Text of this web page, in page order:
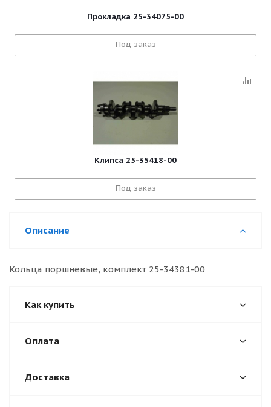
Прокладка 25-34075-00
Под заказ
Клипса 25-35418-00
Под заказ
Описание
Кольца поршневые, комплект 25-34381-00
Как купить
Оплата
Доставка